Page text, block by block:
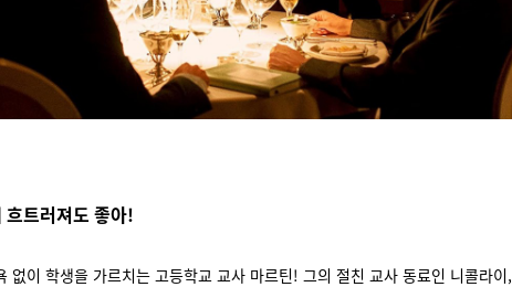
트러져도 좋아!
없이 학생을 가르치는 고등학교 교사 마르틴! 그의 절친 교사 동료인 니콜라이,